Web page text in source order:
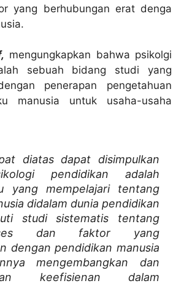
yang berhubungan erat denga
mengungkapkan bahwa psikolgi
sebuah bidang studi yang
penerapan pengetahuan
manusia untuk usaha-usaha
diatas dapat disimpulkan
pendidikan adalah
yang mempelajari tentang
didalam dunia pendidikan
studi sistematis tentang
dan faktor yang
dengan pendidikan manusia
mengembangkan dan
keefisienan dalam